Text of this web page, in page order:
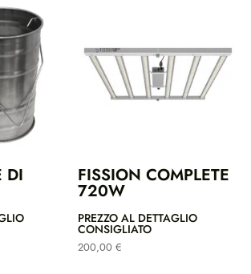
DI FISSION COMPLETE
720W
PREZZO AL DETTAGLIO
CONSIGLIATO
200,00 €